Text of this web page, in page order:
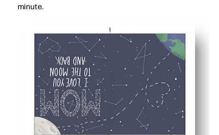
minute.
Comoditate fără pregătire - descărcați, imprimați și
Artă frumoasă - un design demn de boutique, care
Prietenos pentru copii - ușor de personalizat pentru
Gol în interior - adăugați propriul mesaj, desene sau